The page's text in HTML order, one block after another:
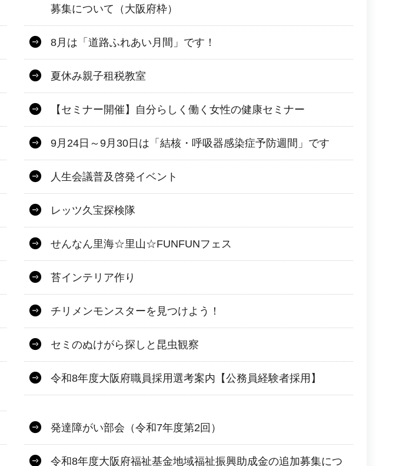
募集について（大阪府枠）
8月は「道路ふれあい月間」です！
夏休み親子租税教室
【セミナー開催】自分らしく働く女性の健康セミナー
9月24日～9月30日は「結核・呼吸器感染症予防週間」です
人生会議普及啓発イベント
レッツ久宝探検隊
せんなん里海☆里山☆FUNFUNフェス
苔インテリア作り
チリメンモンスターを見つけよう！
セミのぬけがら探しと昆虫観察
令和8年度大阪府職員採用選考案内【公務員経験者採用】
発達障がい部会（令和7年度第2回）
令和8年度大阪府福祉基金地域福祉振興助成金の追加募集につ